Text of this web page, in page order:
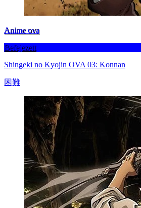
Anime ova
Befejezett
Shingeki no Kyojin OVA 03: Konnan
困難